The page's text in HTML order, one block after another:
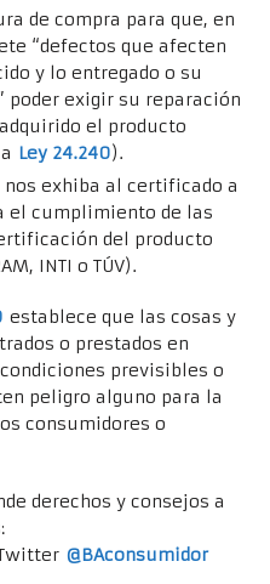
de compra para que, en
“defectos que afecten
y lo entregado o su
exigir su reparación
el producto
Ley 24.240).
exhiba al certificado a
el cumplimiento de las
del producto
INTI o TÚV).
establece que las cosas y
o prestados en
previsibles o
peligro alguno para la
consumidores o
derechos y consejos a
@BAconsumidor